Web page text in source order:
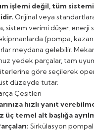
işlemi değil, tüm
Orijinal veya
sistem verimi düşer, enerji
(pompa,
meydana gelebilir.
yedek parçalar, tam
göre seçilerek
düzeyde tutar.
Çeşitleri
hızlı yanıt
temel alt başlığa
: Sirkülasyon